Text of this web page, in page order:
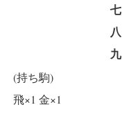
七
八
九
(持ち駒)
飛×1 金×1